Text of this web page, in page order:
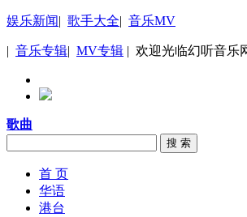
娱乐新闻| 歌手大全| 音乐MV
| 音乐专辑| MV专辑 | 欢迎光临幻听音乐
歌曲
搜 索
首 页
华语
港台